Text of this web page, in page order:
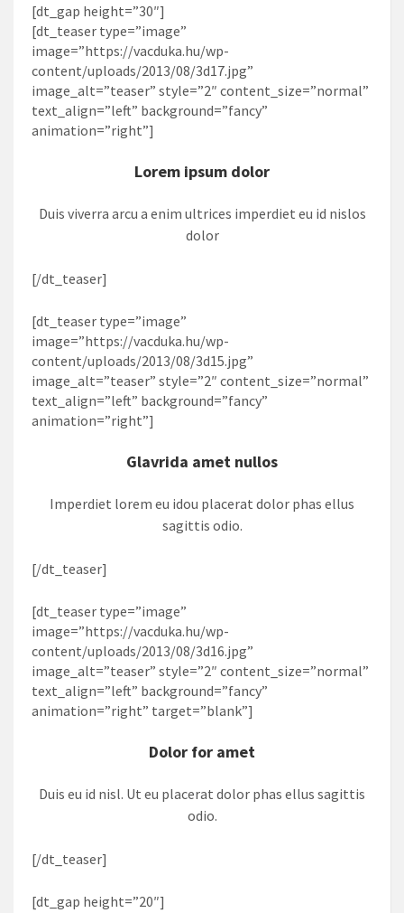
[dt_gap height=”30″]
[dt_teaser type=”image”
image=”https://vacduka.hu/wp-
content/uploads/2013/08/3d17.jpg”
image_alt=”teaser” style=”2″ content_size=”normal”
text_align=”left” background=”fancy”
animation=”right”]
Lorem ipsum dolor
Duis viverra arcu a enim ultrices imperdiet eu id nislos
dolor
[/dt_teaser]
[dt_teaser type=”image”
image=”https://vacduka.hu/wp-
content/uploads/2013/08/3d15.jpg”
image_alt=”teaser” style=”2″ content_size=”normal”
text_align=”left” background=”fancy”
animation=”right”]
Glavrida amet nullos
Imperdiet lorem eu idou placerat dolor phas ellus
sagittis odio.
[/dt_teaser]
[dt_teaser type=”image”
image=”https://vacduka.hu/wp-
content/uploads/2013/08/3d16.jpg”
image_alt=”teaser” style=”2″ content_size=”normal”
text_align=”left” background=”fancy”
animation=”right” target=”blank”]
Dolor for amet
Duis eu id nisl. Ut eu placerat dolor phas ellus sagittis
odio.
[/dt_teaser]
[dt_gap height=”20″]